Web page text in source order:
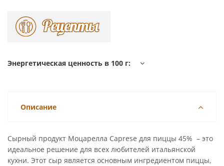
Энергетическая ценность в 100 г:
Описание
Сырный продукт Моцарелла Caprese для пиццы 45% – это
идеальное решение для всех любителей итальянской
кухни. Этот сыр является основным ингредиентом пиццы,